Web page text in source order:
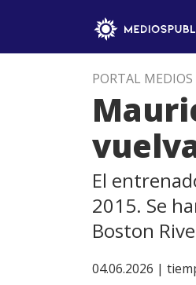
PORTAL
El
2015. Se
Boston
04.06.2026 |